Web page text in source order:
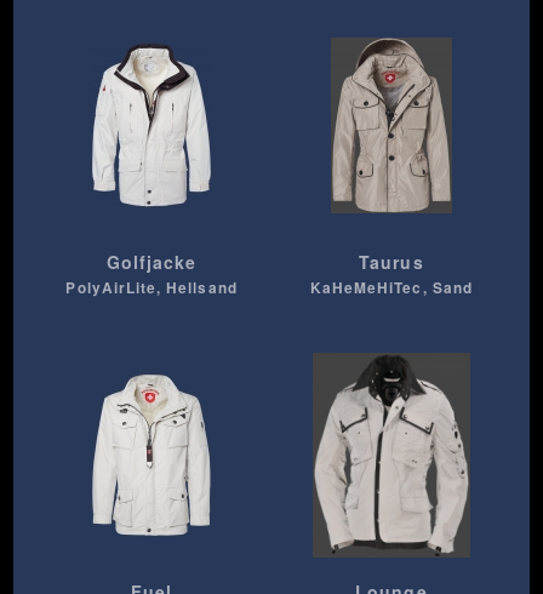
Golfjacke
PolyAirLite, Hellsand
Taurus
KaHeMeHiTec, Sand